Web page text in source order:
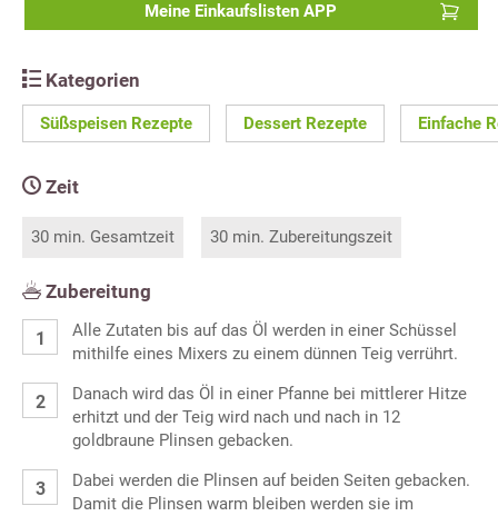
Meine Einkaufslisten APP
Kategorien
Süßspeisen Rezepte Dessert Rezepte Einfache
Zeit
30 min. Gesamtzeit 30 min. Zubereitungszeit
Zubereitung
Alle Zutaten bis auf das Öl werden in einer Schüssel
mithilfe eines Mixers zu einem dünnen Teig verrührt.
Danach wird das Öl in einer Pfanne bei mittlerer Hitze
erhitzt und der Teig wird nach und nach in 12
goldbraune Plinsen gebacken.
Dabei werden die Plinsen auf beiden Seiten gebacken.
Damit die Plinsen warm bleiben werden sie im